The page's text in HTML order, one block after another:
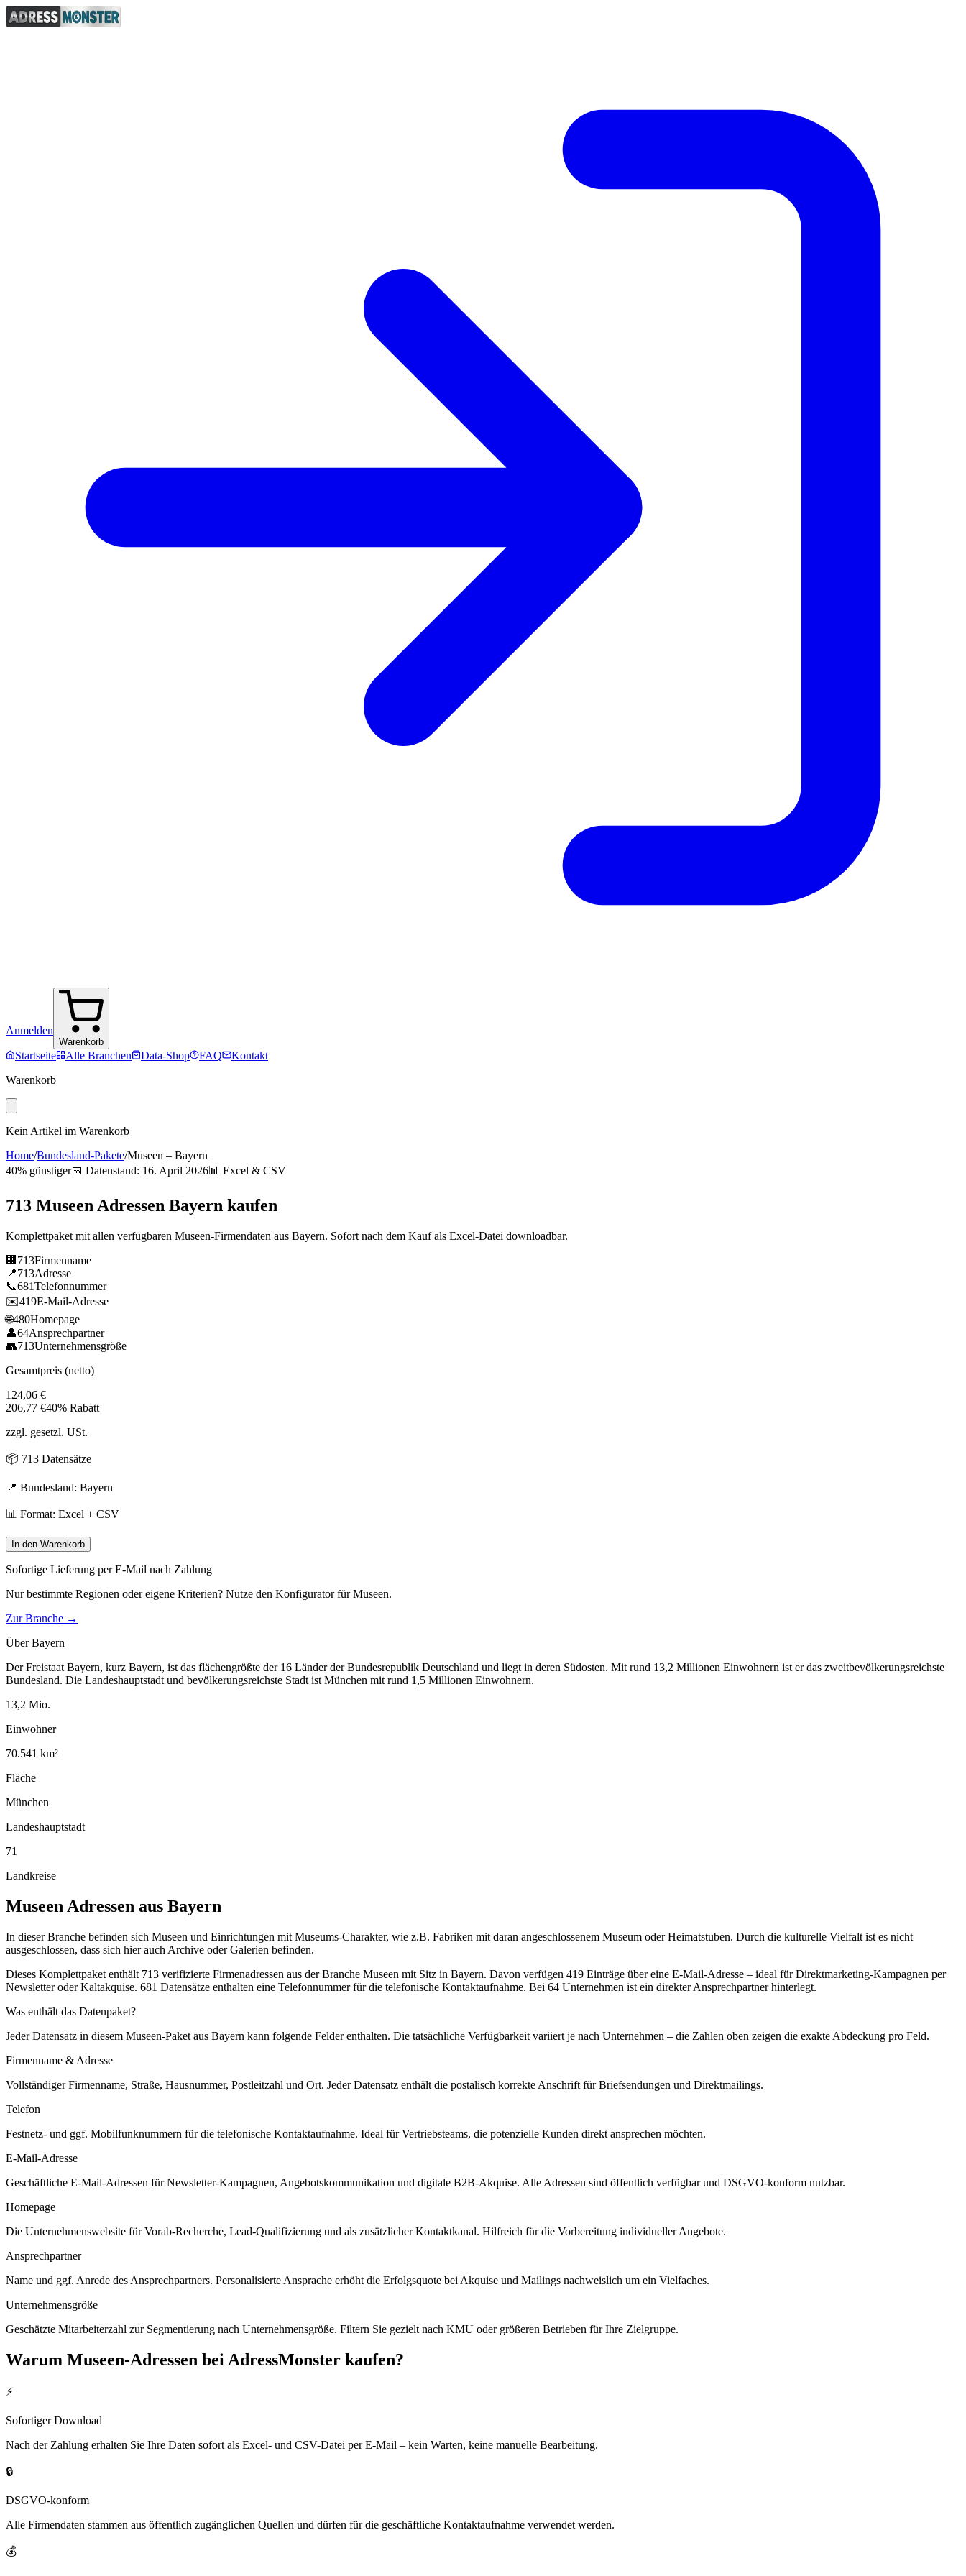
Anmelden
Warenkorb
Startseite Alle Branchen Data-Shop FAQ
Kontakt
Warenkorb
Kein Artikel im Warenkorb
Home/Bundesland-Pakete/Museen – Bayern
40% günstiger📅 Datenstand: 16. April 2026📊 Excel & CSV
713 Museen Adressen Bayern kaufen
Komplettpaket mit allen verfügbaren Museen-Firmendaten aus Bayern. Sofort nach dem Kauf als Excel-Datei downloadbar.
🏢 713Firmenname
📍713Adresse
📞681Telefonnummer
✉️419E-Mail-Adresse
🌐480Homepage
👤64Ansprechpartner
👥713Unternehmensgröße
Gesamtpreis (netto)
124,06 €
206,77 €40% Rabatt
zzgl. gesetzl. USt.
📦 713 Datensätze
📍 Bundesland: Bayern
📊 Format: Excel + CSV
In den Warenkorb
Sofortige Lieferung per E-Mail nach Zahlung
Nur bestimmte Regionen oder eigene Kriterien? Nutze den Konfigurator fürMuseen.
Zur Branche →
ÜberBayern
Der Freistaat Bayern, kurz Bayern, ist das flächengrößte der 16 Länder der Bundesrepublik Deutschland und liegt in deren Südosten. Mit rund 13,2 Millionen Einwohnern ist er das zweitbevölkerungsreichste
Bundesland. Die Landeshauptstadt und bevölkerungsreichste Stadt ist München mit rund 1,5 Millionen Einwohnern.
13,2 Mio.
Einwohner
70.541 km²
Fläche
München
Landeshauptstadt
71
Landkreise
Museen Adressen aus Bayern
In dieser Branche befinden sich Museen und Einrichtungen mit Museums-Charakter, wie z.B. Fabriken mit daran angeschlossenem Museum oder Heimatstuben. Durch die kulturelle Vielfalt ist es nicht
ausgeschlossen, dass sich hier auch Archive oder Galerien befinden.
Dieses Komplettpaket enthält 713 verifizierte Firmenadressen aus der Branche Museen mit Sitz in Bayern. Davon verfügen 419 Einträge über eine E-Mail-Adresse – ideal für Direktmarketing-Kampagnen per
Newsletter oder Kaltakquise. 681 Datensätze enthalten eine Telefonnummer für die telefonische Kontaktaufnahme. Bei 64 Unternehmen ist ein direkter Ansprechpartner hinterlegt.
Was enthält das Datenpaket?
Jeder Datensatz in diesem Museen-Paket aus Bayern kann folgende Felder enthalten. Die tatsächliche Verfügbarkeit variiert je nach Unternehmen – die Zahlen oben zeigen die exakte Abdeckung pro Feld.
Firmenname & Adresse
Vollständiger Firmenname, Straße, Hausnummer, Postleitzahl und Ort. Jeder Datensatz enthält die postalisch korrekte Anschrift für Briefsendungen und Direktmailings.
Telefon
Festnetz- und ggf. Mobilfunknummern für die telefonische Kontaktaufnahme. Ideal für Vertriebsteams, die potenzielle Kunden direkt ansprechen möchten.
E-Mail-Adresse
Geschäftliche E-Mail-Adressen für Newsletter-Kampagnen, Angebotskommunikation und digitale B2B-Akquise. Alle Adressen sind öffentlich verfügbar und DSGVO-konform nutzbar.
Homepage
Die Unternehmenswebsite für Vorab-Recherche, Lead-Qualifizierung und als zusätzlicher Kontaktkanal. Hilfreich für die Vorbereitung individueller Angebote.
Ansprechpartner
Name und ggf. Anrede des Ansprechpartners. Personalisierte Ansprache erhöht die Erfolgsquote bei Akquise und Mailings nachweislich um ein Vielfaches.
Unternehmensgröße
Geschätzte Mitarbeiterzahl zur Segmentierung nach Unternehmensgröße. Filtern Sie gezielt nach KMU oder größeren Betrieben für Ihre Zielgruppe.
Warum Museen-Adressen bei AdressMonster kaufen?
⚡
Sofortiger Download
Nach der Zahlung erhalten Sie Ihre Daten sofort als Excel- und CSV-Datei per E-Mail – kein Warten, keine manuelle Bearbeitung.
🔒
DSGVO-konform
Alle Firmendaten stammen aus öffentlich zugänglichen Quellen und dürfen für die geschäftliche Kontaktaufnahme verwendet werden.
💰